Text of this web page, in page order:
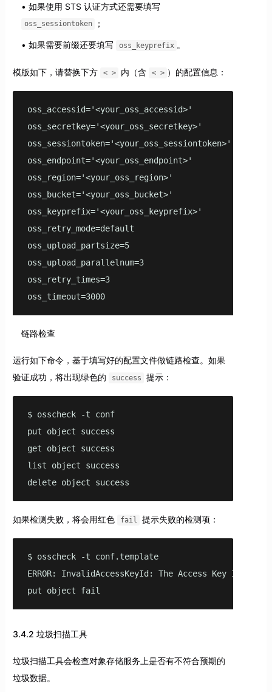
如果使用 STS 认证方式还需要填写
oss_sessiontoken ；
如果需要前缀还要填写 oss_keyprefix 。
模版如下，请替换下方 < > 内（含 < > ）的配置信息：
oss_accessid='<your_oss_accessid>'
oss_secretkey='<your_oss_secretkey>'
oss_sessiontoken='<your_oss_sessiontoken>'
oss_endpoint='<your_oss_endpoint>'
oss_region='<your_oss_region>'
oss_bucket='<your_oss_bucket>'
oss_keyprefix='<your_oss_keyprefix>'
oss_retry_mode=default
oss_upload_partsize=5
oss_upload_parallelnum=3
oss_retry_times=3
oss_timeout=3000
链路检查
运行如下命令，基于填写好的配置文件做链路检查。如果
验证成功，将出现绿色的
success 提示：
$ osscheck -t conf
put object success
get object success
list object success
delete object success
如果检测失败，将会用红色 fail 提示失败的检测项：
$ osscheck -t conf.template
ERROR: InvalidAccessKeyId: The Access Key Id
put object fail
3.4.2 垃圾扫描工具
垃圾扫描工具会检查对象存储服务上是否有不符合预期的
垃圾数据。